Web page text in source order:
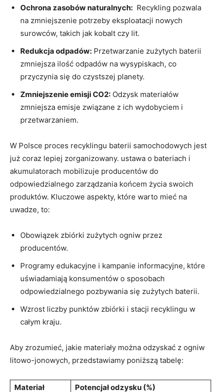
Ochrona zasobów naturalnych: ‌ Recykling pozwala​
na zmniejszenie potrzeby eksploatacji nowych
surowców, ⁢takich jak kobalt czy lit.
Redukcja odpadów: Przetwarzanie zużytych ⁢baterii
zmniejsza ‌ilość odpadów na wysypiskach, co
przyczynia się‌ do ⁤czystszej planety.
Zmniejszenie emisji CO2: Odzysk ‍materiałów
zmniejsza emisje związane z ich wydobyciem i
przetwarzaniem.
W Polsce proces recyklingu baterii samochodowych jest
już⁤ coraz lepiej zorganizowany. ustawa o bateriach i
akumulatorach⁢ mobilizuje producentów do
odpowiedzialnego zarządzania ⁣końcem życia swoich
produktów. Kluczowe aspekty,‌ które ⁢warto mieć na
uwadze, to:
Obowiązek zbiórki zużytych ogniw przez
producentów.
Programy edukacyjne i kampanie informacyjne, które
⁤uświadamiają konsumentów o sposobach
odpowiedzialnego pozbywania się zużytych baterii.
Wzrost liczby punktów zbiórki i stacji recyklingu w
całym kraju.
Aby zrozumieć, jakie ⁣materiały można odzyskać z ogniw
litowo-jonowych, przedstawiamy⁤ poniższą tabelę:
Materiał
Potencjał odzysku ⁤(%)